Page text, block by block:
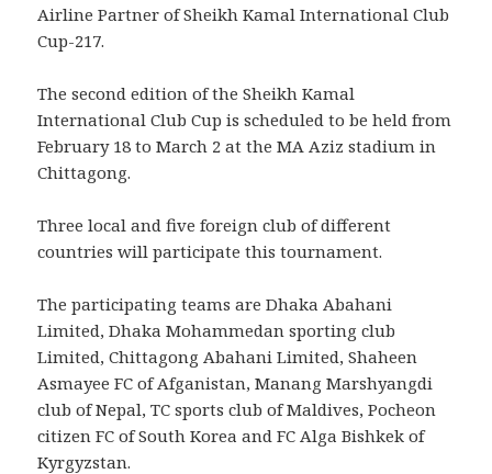
Airline Partner of Sheikh Kamal International Club
Cup-217.
The second edition of the Sheikh Kamal
International Club Cup is scheduled to be held from
February 18 to March 2 at the MA Aziz stadium in
Chittagong.
Three local and five foreign club of different
countries will participate this tournament.
The participating teams are Dhaka Abahani
Limited, Dhaka Mohammedan sporting club
Limited, Chittagong Abahani Limited, Shaheen
Asmayee FC of Afganistan, Manang Marshyangdi
club of Nepal, TC sports club of Maldives, Pocheon
citizen FC of South Korea and FC Alga Bishkek of
Kyrgyzstan.